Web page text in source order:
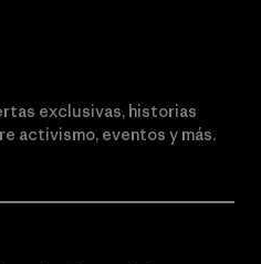
exclusivas, historias
activismo, eventos y más.